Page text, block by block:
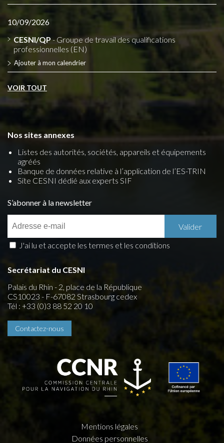
10/09/2026
CESNI/QP- Groupe de travail des qualifications
professionnelles (EN)
Ajouter à mon calendrier
VOIR TOUT
Nos sites annexes
Listes des autorités, sociétés, appareils et équipements
agréés
Banque de données relative à l’application de l’ES-TRIN
Site CESNI dédié aux experts SIF
S’abonner à la newsletter
J'ai lu et accepte les termes et les conditions
Secrétariat du CESNI
Palais du Rhin - 2, place de la République
CS10023 - F-67082 Strasbourg cedex
Tél : +33 (0)3 88 52 20 10
Contactez-nous
Mentions légales
Données personnelles